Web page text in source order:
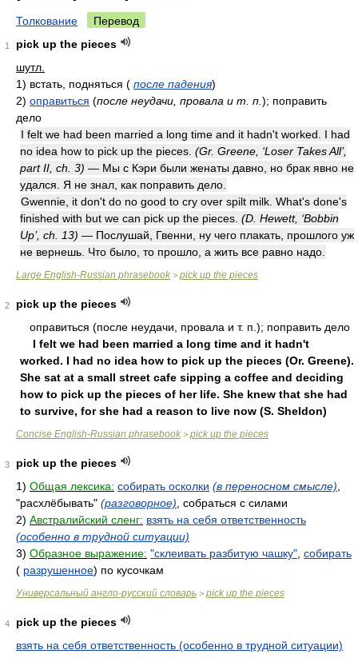
Толкование Перевод
1
pick up the pieces
шутл.
1) встать, подняться ( после падения)
2) оправиться (после неудачи, провала и т. п. ); поправить
дело
I felt we had been married a long time and it hadn't worked. I had
no idea how to pick up the pieces. (Gr. Greene, ‘Loser Takes All’,
part II, ch. 3) — Мы с Кэри были женаты давно, но брак явно не
удался. Я не знал, как поправить дело.
Gwennie, it don't do no good to cry over spilt milk. What's done's
finished with but we can pick up the pieces. (D. Hewett, ‘Bobbin
Up’, ch. 13) — Послушай, Гвенни, ну чего плакать, прошлого уж
не вернешь. Что было, то прошло, а жить все равно надо.
Large English-Russian phrasebook > pick up the pieces
2
pick up the pieces
oпpaвитьcя (пocлe нeудaчи, пpoвaлa и т. п.); пoпpaвить дeлo
I felt we had been married a long time and it hadn't
worked. I had no idea how to pick up the pieces (Or. Greene).
She sat at a small street cafe sipping a coffee and deciding
how to pick up the pieces of her life. She knew that she had
to survive, for she had a reason to live now (S. Sheldon)
Concise English-Russian phrasebook > pick up the pieces
3
pick up the pieces
1) Общая лексика: собирать осколки (в переносном смысле)
"расхлёбывать" (разговорное) , собраться с силами
2) Австралийский сленг: взять на себя ответственность
(особенно в трудной ситуации)
3) Образное выражение: "склеивать разбитую чашку" собирать
( разрушенное) по кусочкам
Универсальный англо-русский словарь > pick up the pieces
4
pick up the pieces
взять на себя ответственность (особенно в трудной ситуации)